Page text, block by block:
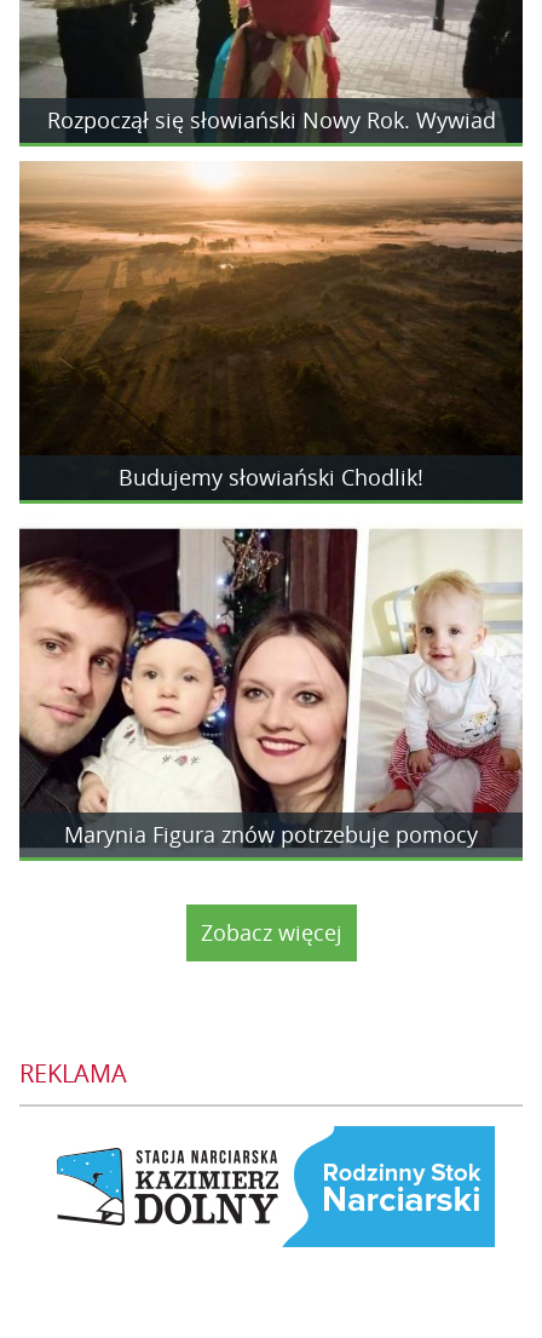
Rozpoczął się słowiański Nowy Rok. Wywiad
Budujemy słowiański Chodlik!
Marynia Figura znów potrzebuje pomocy
Zobacz więcej
REKLAMA